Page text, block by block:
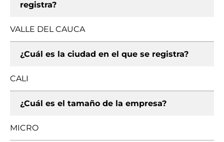
registra?
VALLE DEL CAUCA
¿Cuál es la ciudad en el que se registra?
CALI
¿Cuál es el tamaño de la empresa?
MICRO